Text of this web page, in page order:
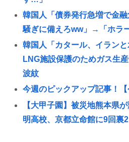
韓国人「債券発行急増で金
騒ぎに備えろww」→「ホラ
韓国人「カタール、イランと
LNG施設保護のためガス生
波紋
今週のピックアップ記事！【
【大甲子園】被災地熊本県
明高校、京都立命館に9回裏